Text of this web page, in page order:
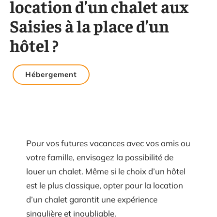
location d’un chalet aux
Saisies à la place d’un
hôtel ?
Hébergement
Pour vos futures vacances avec vos amis ou
votre famille, envisagez la possibilité de
louer un chalet. Même si le choix d’un hôtel
est le plus classique, opter pour la location
d’un chalet garantit une expérience
singulière et inoubliable.